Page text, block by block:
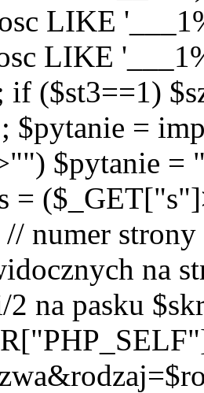
LIKE
LIKE
if ($st3==1)
$pytanie =
$pytanie =
=
numer
na
2 na pasku